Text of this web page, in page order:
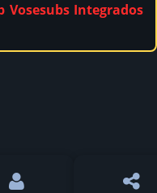
Vosesubs Integrados